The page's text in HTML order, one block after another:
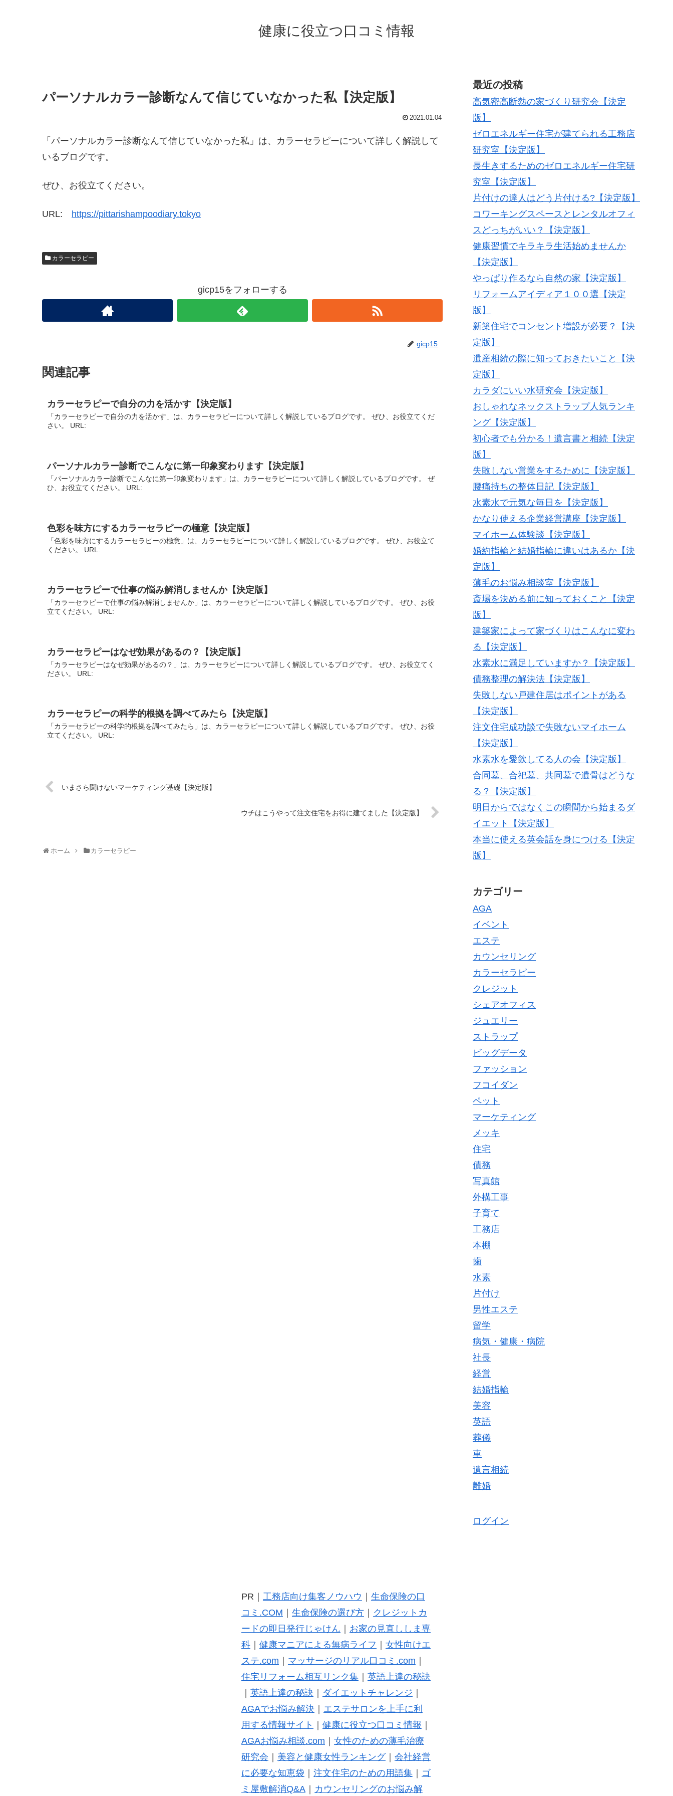
健康に役立つ口コミ情報
パーソナルカラー診断なんて信じていなかった私【決定版】
2021.01.04
「パーソナルカラー診断なんて信じていなかった私」は、カラーセラピーについて詳しく解説して
いるブログです。
ぜひ、お役立てください。
URL: https://pittarishampoodiary.tokyo
カラーセラピー
gicp15をフォローする
gicp15
関連記事
カラーセラピーで自分の力を活かす【決定版】
「カラーセラピーで自分の力を活かす」は、カラーセラピーについて詳しく解説しているブログです。 ぜひ、お役立てくだ
さい。 URL:
パーソナルカラー診断でこんなに第一印象変わります【決定版】
「パーソナルカラー診断でこんなに第一印象変わります」は、カラーセラピーについて詳しく解説しているブログです。 ぜ
ひ、お役立てください。 URL:
色彩を味方にするカラーセラピーの極意【決定版】
「色彩を味方にするカラーセラピーの極意」は、カラーセラピーについて詳しく解説しているブログです。 ぜひ、お役立て
ください。 URL:
カラーセラピーで仕事の悩み解消しませんか【決定版】
「カラーセラピーで仕事の悩み解消しませんか」は、カラーセラピーについて詳しく解説しているブログです。 ぜひ、お役
立てください。 URL:
カラーセラピーはなぜ効果があるの？【決定版】
「カラーセラピーはなぜ効果があるの？」は、カラーセラピーについて詳しく解説しているブログです。 ぜひ、お役立てく
ださい。 URL:
カラーセラピーの科学的根拠を調べてみたら【決定版】
「カラーセラピーの科学的根拠を調べてみたら」は、カラーセラピーについて詳しく解説しているブログです。 ぜひ、お役
立てください。 URL:
いまさら聞けないマーケティング基礎【決定版】
ウチはこうやって注文住宅をお得に建てました【決定版】
ホーム カラーセラピー
最近の投稿
高気密高断熱の家づくり研究会【決定
版】
ゼロエネルギー住宅が建てられる工務店
研究室【決定版】
長生きするためのゼロエネルギー住宅研
究室【決定版】
片付けの達人はどう片付ける?【決定版】
コワーキングスペースとレンタルオフィ
スどっちがいい？【決定版】
健康習慣でキラキラ生活始めませんか
【決定版】
やっぱり作るなら自然の家【決定版】
リフォームアイディア１００選【決定
版】
新築住宅でコンセント増設が必要？【決
定版】
遺産相続の際に知っておきたいこと【決
定版】
カラダにいい水研究会【決定版】
おしゃれなネックストラップ人気ランキ
ング【決定版】
初心者でも分かる！遺言書と相続【決定
版】
失敗しない営業をするために【決定版】
腰痛持ちの整体日記【決定版】
水素水で元気な毎日を【決定版】
かなり使える企業経営講座【決定版】
マイホーム体験談【決定版】
婚約指輪と結婚指輪に違いはあるか【決
定版】
薄毛のお悩み相談室【決定版】
斎場を決める前に知っておくこと【決定
版】
建築家によって家づくりはこんなに変わ
る【決定版】
水素水に満足していますか？【決定版】
債務整理の解決法【決定版】
失敗しない戸建住居はポイントがある
【決定版】
注文住宅成功談で失敗ないマイホーム
【決定版】
水素水を愛飲してる人の会【決定版】
合同墓、合祀墓、共同墓で遺骨はどうな
る？【決定版】
明日からではなくこの瞬間から始まるダ
イエット【決定版】
本当に使える英会話を身につける【決定
版】
カテゴリー
AGA
イベント
エステ
カウンセリング
カラーセラピー
クレジット
シェアオフィス
ジュエリー
ストラップ
ビッグデータ
ファッション
フコイダン
ペット
マーケティング
メッキ
住宅
債務
写真館
外構工事
子育て
工務店
本棚
歯
水素
片付け
男性エステ
留学
病気・健康・病院
社長
経営
結婚指輪
美容
英語
葬儀
車
遺言相続
離婚
ログイン
PR｜ 工務店向け集客ノウハウ
生命保険の口
コミ.COM
生命保険の選び方｜
クレジットカ
ードの即日発行じゃけん
お家の見直ししま専
科｜ 健康マニアによる無病ライフ
女性向けエ
ステ.com
マッサージのリアル口コミ.com
住宅リフォーム相互リンク集｜ 英語上達の秘訣
英語上達の秘訣 ダイエットチャレンジ
AGAでお悩み解決｜ エステサロンを上手に利
用する情報サイト
健康に役立つ口コミ情報
AGAお悩み相談.com
女性のための薄毛治療
研究会
美容と健康女性ランキング｜ 会社経営
に必要な知恵袋
注文住宅のための用語集｜
ゴ
ミ屋敷解消Q&A｜ カウンセリングのお悩み解